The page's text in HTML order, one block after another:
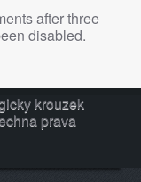
after three
disabled.
krouzek
prava